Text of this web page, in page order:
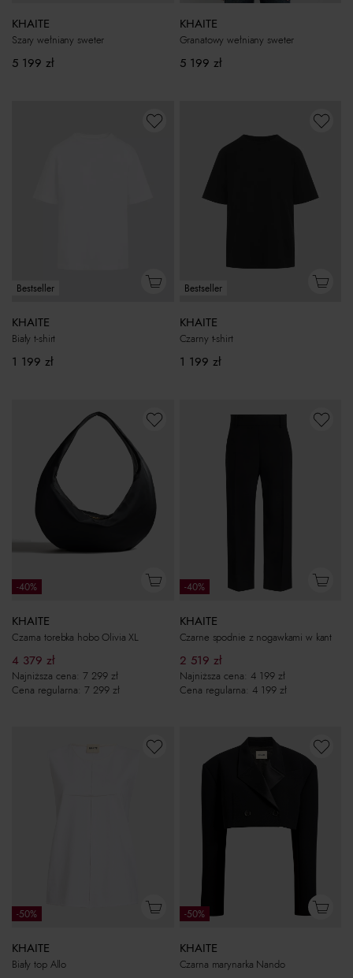
KHAITE
Szary wełniany sweter
5 199 zł
KHAITE
Granatowy wełniany sweter
5 199 zł
Bestseller
KHAITE
Biały t-shirt
1 199 zł
Bestseller
KHAITE
Czarny t-shirt
1 199 zł
-40%
KHAITE
Czarna torebka hobo Olivia XL
4 379 zł
Najniższa cena: 7 299 zł
Cena regularna: 7 299 zł
-40%
KHAITE
Czarne spodnie z nogawkami w kant
2 519 zł
Najniższa cena: 4 199 zł
Cena regularna: 4 199 zł
-50%
KHAITE
Biały top Allo
-50%
KHAITE
Czarna marynarka Nando